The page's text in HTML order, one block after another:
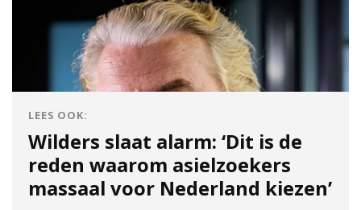
LEES OOK:
Wilders slaat alarm: ‘Dit is de
reden waarom asielzoekers
massaal voor Nederland kiezen’